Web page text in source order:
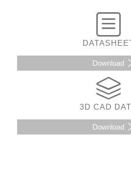
Download
3D CAD
Download